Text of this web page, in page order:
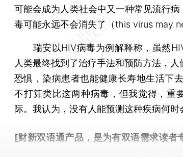
可能会成为人类社会中又一种常见流行
毒可能永远不会消失了（this virus may
瑞安以HIV病毒为例解释称，虽然
人类最终找到了治疗手法和预防方法，
恐惧，染病患者也能健康长寿地生活下
不打算类比这两种病毒，但我觉得，重
际。我认为，没有人能预测这种疾病何时
[财新双语通产品，是为有双语需求读者